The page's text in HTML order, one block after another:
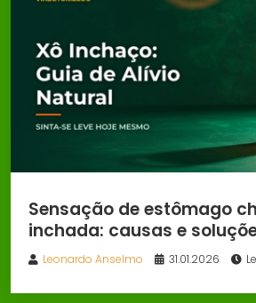
Sensação de estômago
inchada: causas e
Leonardo Anselmo 31.01.2026